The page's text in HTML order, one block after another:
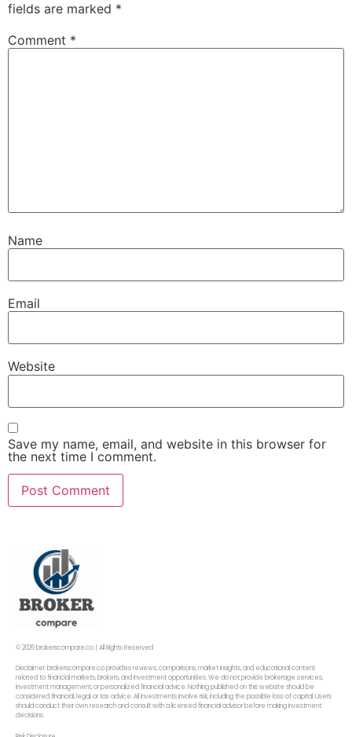
fields are marked *
Comment *
Name
Email
Website
Save my name, email, and website in this browser for
the next time I comment.
© 2026 brokerscompare.co | All Rights Reserved
Disclaimer: brokerscompare.co provides reviews, comparisons, market insights, and educational content
related to financial markets, brokers, and investment opportunities. We do not provide brokerage services,
investment management, or personalized financial advice. Nothing published on this website should be
considered financial, legal, or tax advice. All investments involve risk, including the possible loss of capital. Users
should conduct their own research and consult with a licensed financial advisor before making investment
decisions.